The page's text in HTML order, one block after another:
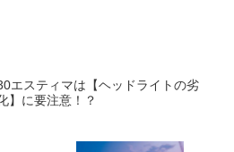
エスティマは【ヘッドライトの劣
】に要注意！？